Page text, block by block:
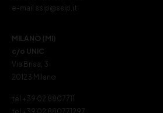
e-mail ssip@ssip.it
MILANO (MI)
c/o UNIC
Via Brisa, 3
20123 Milano
tel +39 02 8807711